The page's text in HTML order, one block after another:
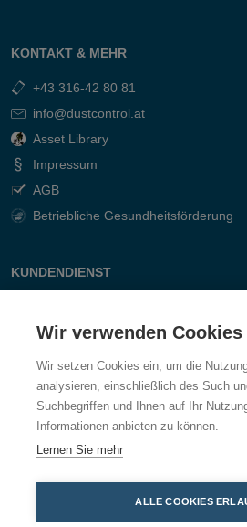
KONTAKT & MEHR
+43 316-42 80 81
info@dustcontrol.at
Asset Library
Impressum
AGB
Betriebliche Gesundheitsförderung
KUNDENDIENST
Fragen & Antworten
Wir verwenden Cookies
Wir setzen Cookies ein, um die
analysieren, einschließlich des Such
Suchbegriffen und Ihnen auf Ihr
Informationen anbieten zu können.
Lernen Sie mehr
ALLE COOKIES